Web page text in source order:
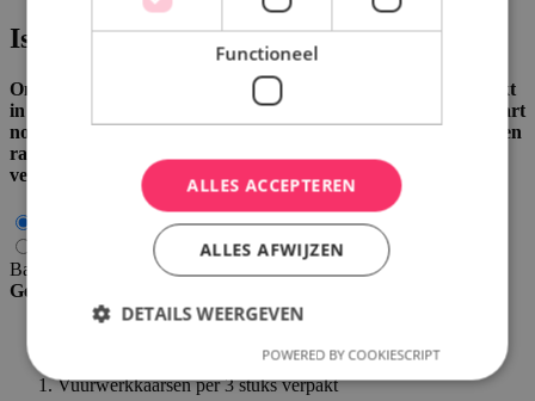
Isothermische doos
Onze ijstaarten en / of ijsspecialiteiten zitten standaard verpakt
in een Surprice taartdoos. Bij warm weer of wanneer de ijstaart
nog een tijdje buiten de diepvries moet getransporteerd worden
raden wij echter aan om te kiezen voor een isothermische
verpakking.
Isothermische doos
€ 4,95
Bailey's bells is beschikbaar om te kopen in stappen van 1
Gerelateerde producten
Vuurwerkkaarsen per 3 stuks verpakt
Functioneel
ALLES ACCEPTEREN
ALLES AFWIJZEN
DETAILS WEERGEVEN
POWERED BY COOKIESCRIPT